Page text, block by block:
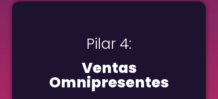
Pilar 4:
Ventas
Omnipresentes